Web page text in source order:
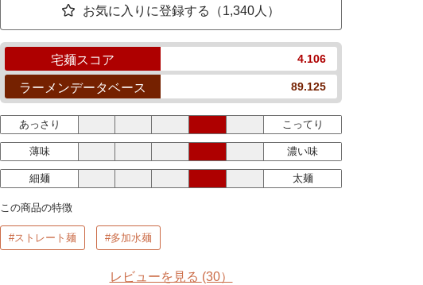
お気に入りに登録する（1,340人）
宅麺スコア 4.106
ラーメンデータベース 89.125
あっさり こってり
薄味 濃い味
細麺 太麺
この商品の特徴
#ストレート麺 #多加水麺
レビューを見る (30）